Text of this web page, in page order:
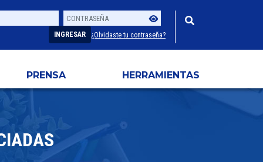
Usuario
Contraseña
INGRESAR ¿Olvidaste tu contraseña?
PRENSA HERRAMIENTAS